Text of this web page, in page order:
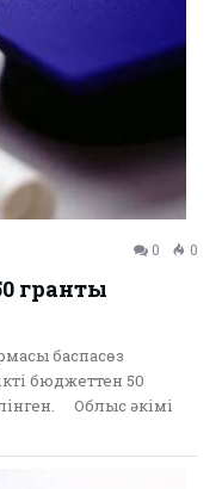
0 0
гранты
баспасөз
бюджеттен 50
⠀ Облыс әкімі